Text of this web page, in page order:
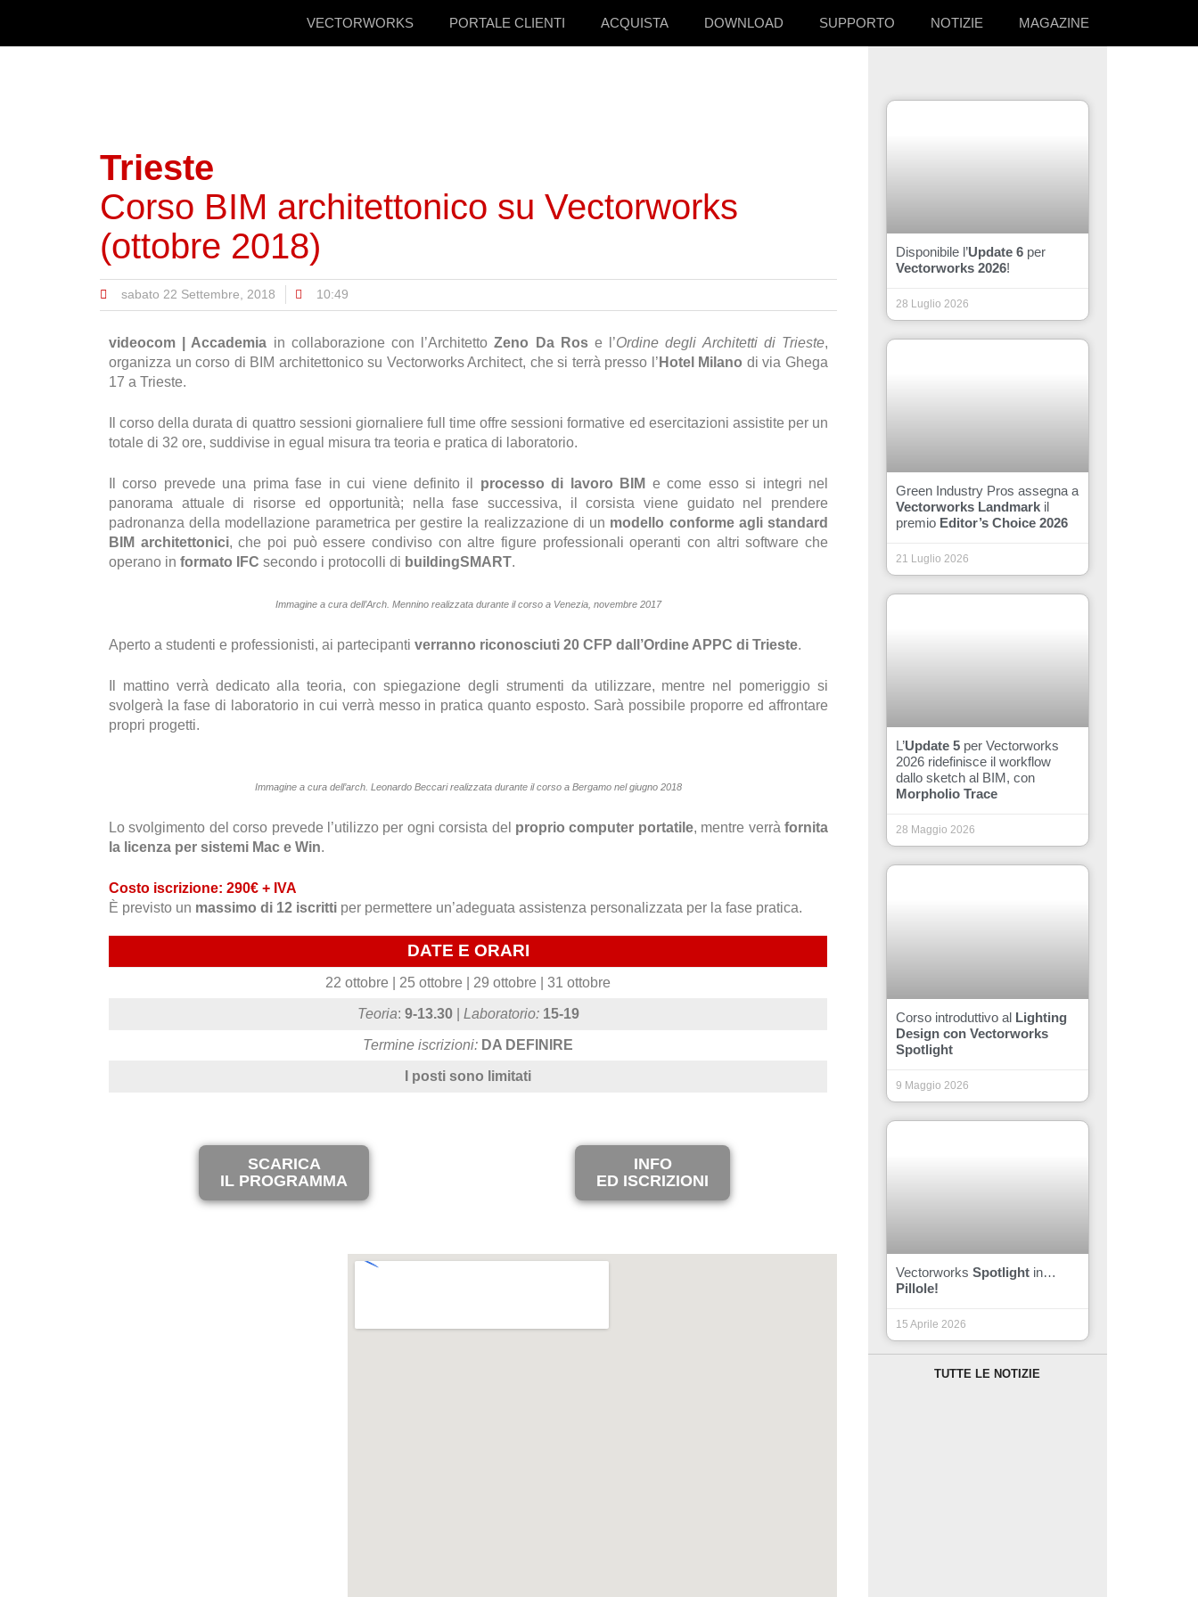
VECTORWORKS PORTALE CLIENTI ACQUISTA DOWNLOAD SUPPORTO NOTIZIE MAGAZINE
Trieste
Corso BIM architettonico su Vectorworks
(ottobre 2018)
sabato 22 Settembre, 2018 10:49
videocom | Accademia in collaborazione con l’ArchitettoZeno Da Rose l’Ordine degli Architetti di Trieste,
organizza un corso di BIM architettonico su Vectorworks Architect, che si terrà presso l’ Hotel Milano di via Ghega
17 a Trieste.
Il corso della durata di quattro sessioni giornaliere full time offre sessioni formative ed esercitazioni assistite per un
totale di 32 ore, suddivise in egual misura tra teoria e pratica di laboratorio.
Il corso prevede una prima fase in cui viene definito il processo di lavoro BIM e come esso si integri nel
panorama attuale di risorse ed opportunità; nella fase successiva, il corsista viene guidato nel prendere
padronanza della modellazione parametrica per gestire la realizzazione di un modello conforme agli standard
BIM architettonici, che poi può essere condiviso con altre figure professionali operanti con altri software che
operano in formato IFC secondo i protocolli di buildingSMART.
Immagine a cura dell’Arch. Mennino realizzata durante il corso a Venezia, novembre 2017
Aperto a studenti e professionisti, ai partecipanti verranno riconosciuti 20 CFP dall’Ordine APPC di Trieste.
Il mattino verrà dedicato alla teoria, con spiegazione degli strumenti da utilizzare, mentre nel pomeriggio si
svolgerà la fase di laboratorio in cui verrà messo in pratica quanto esposto. Sarà possibile proporre ed affrontare
propri progetti.
Immagine a cura dell’arch. Leonardo Beccari realizzata durante il corso a Bergamo nel giugno 2018
Lo svolgimento del corso prevede l’utilizzo per ogni corsista del proprio computer portatile, mentre verràfornita
la licenza per sistemi Mac e Win.
Costo iscrizione: 290€ + IVA
È previsto un massimo di 12 iscritti per permettere un’adeguata assistenza personalizzata per la fase pratica.
DATE E ORARI
22 ottobre | 25 ottobre | 29 ottobre | 31 ottobre
Teoria: 9-13.30| Laboratorio: 15-19
Termine iscrizioni: DA DEFINIRE
I posti sono limitati
SCARICA
IL PROGRAMMA
INFO
ED ISCRIZIONI
Disponibile l’Update 6per
Vectorworks 2026!
28 Luglio 2026
Green Industry Pros assegna a
Vectorworks Landmarkil
premio Editor’s Choice 2026
21 Luglio 2026
L’Update 5per Vectorworks
2026 ridefinisce il workflow
dallo sketch al BIM, con
Morpholio Trace
28 Maggio 2026
Corso introduttivo al Lighting
Design con Vectorworks
Spotlight
9 Maggio 2026
Vectorworks Spotlightin…
Pillole!
15 Aprile 2026
TUTTE LE NOTIZIE